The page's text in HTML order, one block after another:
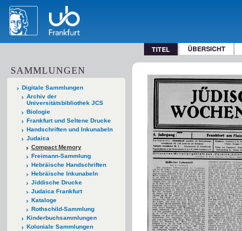
TITEL ÜBERSICHT
SAMMLUNGEN
Digitale Sammlungen
Archiv der
Universitätsbibliothek JCS
Biologie
Frankfurt und Seltene Drucke
Handschriften und Inkunabeln
Judaica
Compact Memory
Freimann-Sammlung
Hebräische Handschriften
Hebräische Inkunabeln
Jiddische Drucke
Judaica Frankfurt
Kataloge
Rothschild-Sammlung
Kinderbuchsammlungen
Koloniale Sammlungen